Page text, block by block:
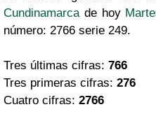
Cundinamarca de hoy
número: 2766 serie 249.
Tres últimas cifras: 766
Tres primeras cifras: 276
Cuatro cifras: 2766